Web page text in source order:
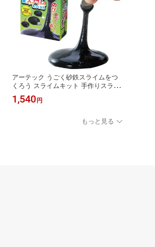
アーテック うごく砂鉄スライムをつ
くろう スライムキット 手作りスライ
ム スライム 工作 実験キット 科学実
験 理科実験 磁石実験 砂鉄 磁石 自由
習教材 子供向け実験 おもしろ実験 手
1,540 円
もっと見る